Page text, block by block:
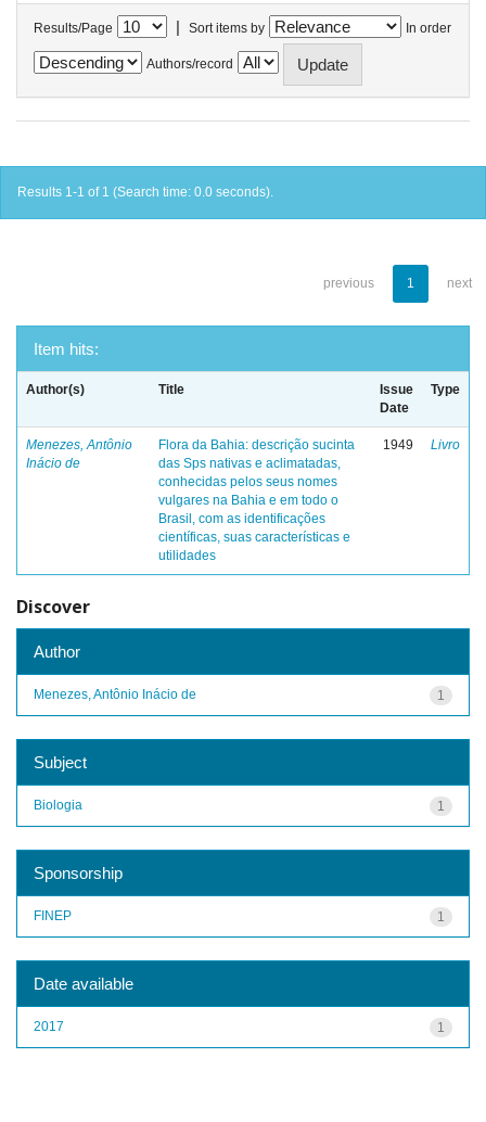
Results/Page | Sort items by In order
Authors/record
Results 1-1 of 1 (Search time: 0.0 seconds).
previous 1 next
Item hits:
Author(s) Title
Issue
Date
Type
Menezes, Antônio
Inácio de
Flora da Bahia: descrição sucinta
das Sps nativas e aclimatadas,
conhecidas pelos seus nomes
vulgares na Bahia e em todo o
Brasil, com as identificações
científicas, suas características e
utilidades
1949 Livro
Discover
Author
1
Menezes, Antônio Inácio de
Subject
1
Biologia
Sponsorship
1
FINEP
Date available
1
2017